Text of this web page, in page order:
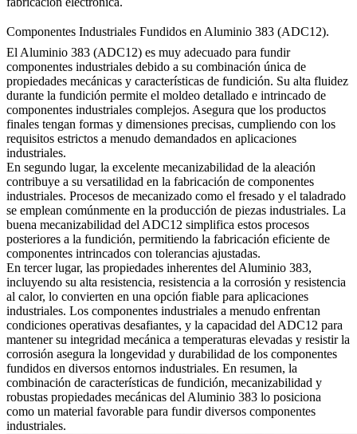
Componentes Industriales Fundidos en Aluminio 383 (ADC12).
El Aluminio 383 (ADC12) es muy adecuado para fundir
componentes industriales debido a su combinación única de
propiedades mecánicas y características de fundición. Su alta fluidez
durante la fundición permite el moldeo detallado e intrincado de
componentes industriales complejos. Asegura que los productos
finales tengan formas y dimensiones precisas, cumpliendo con los
requisitos estrictos a menudo demandados en aplicaciones
industriales.
En segundo lugar, la excelente mecanizabilidad de la aleación
contribuye a su versatilidad en la fabricación de componentes
industriales. Procesos de mecanizado como el fresado y el taladrado
se emplean comúnmente en la producción de piezas industriales. La
buena mecanizabilidad del ADC12 simplifica estos procesos
posteriores a la fundición, permitiendo la fabricación eficiente de
componentes intrincados con tolerancias ajustadas.
En tercer lugar, las propiedades inherentes del Aluminio 383,
incluyendo su alta resistencia, resistencia a la corrosión y resistencia
al calor, lo convierten en una opción fiable para aplicaciones
industriales. Los componentes industriales a menudo enfrentan
condiciones operativas desafiantes, y la capacidad del ADC12 para
mantener su integridad mecánica a temperaturas elevadas y resistir la
corrosión asegura la longevidad y durabilidad de los componentes
fundidos en diversos entornos industriales. En resumen, la
combinación de características de fundición, mecanizabilidad y
robustas propiedades mecánicas del Aluminio 383 lo posiciona
como un material favorable para fundir diversos componentes
industriales.